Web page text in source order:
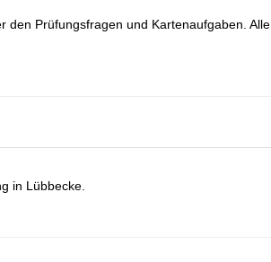
den Prüfungsfragen und Kartenaufgaben. Alle
in Lübbecke.